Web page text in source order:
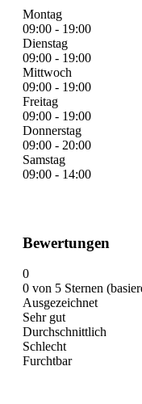
Montag
09:00 - 19:00
Dienstag
09:00 - 19:00
Mittwoch
09:00 - 19:00
Freitag
09:00 - 19:00
Donnerstag
09:00 - 20:00
Samstag
09:00 - 14:00
Bewertungen
0
0 von 5 Sternen
Ausgezeichnet
Sehr gut
Durchschnittlich
Schlecht
Furchtbar